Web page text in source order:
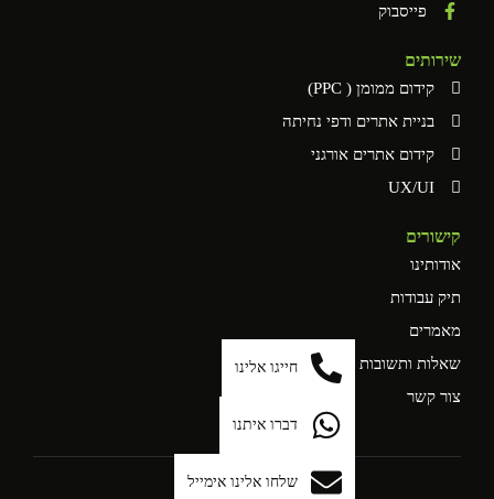
פייסבוק
שירותים
קידום ממומן ( PPC)
בניית אתרים ודפי נחיתה
קידום אתרים אורגני
UX/UI
קישורים
אודותינו
תיק עבודות
מאמרים
שאלות ותשובות
צור קשר
חייגו אלינו
דברו איתנו
שלחו אלינו אימייל